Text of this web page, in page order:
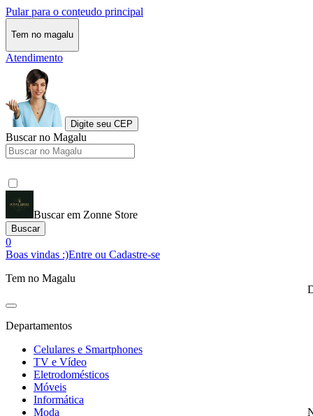
Pular para o conteudo principal
Tem no magalu
Atendimento
Digite seu CEP
Buscar no Magalu
Buscar em Zonne Store
Buscar
0
Boas vindas :)Entre ou Cadastre-se
Tem no Magalu
Departamentos
Celulares e Smartphones
TV e Vídeo
Eletrodomésticos
Móveis
Informática
Moda